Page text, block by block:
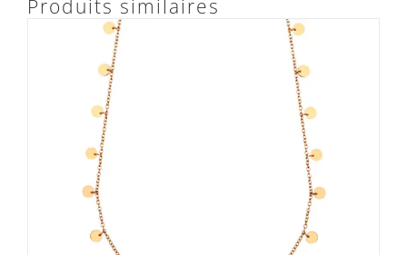
Produits similaires